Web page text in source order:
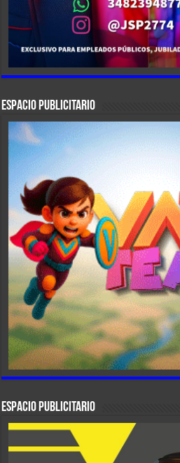
ESPACIO PUBLICITARIO
ESPACIO PUBLICITARIO